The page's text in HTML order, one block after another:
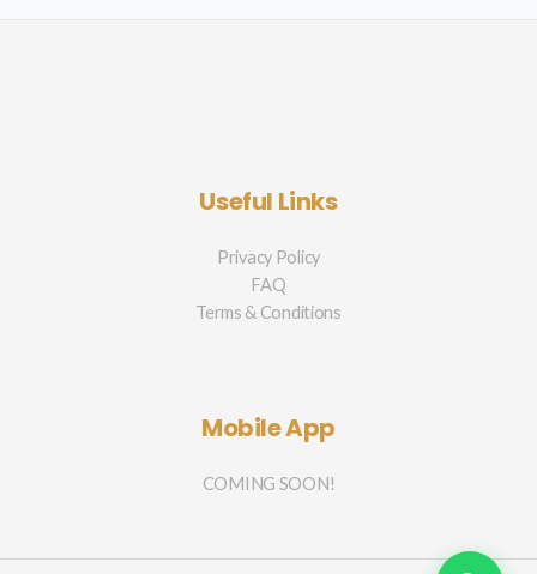
Useful Links
Privacy Policy
FAQ
Terms & Conditions
Mobile App
COMING SOON!